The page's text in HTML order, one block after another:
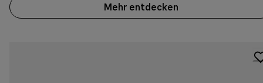
Mehr entdecken